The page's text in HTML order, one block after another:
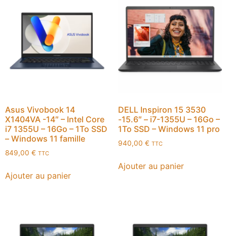
Asus Vivobook 14
X1404VA -14″ – Intel Core
i7 1355U – 16Go – 1To SSD
– Windows 11 famille
849,00 € TTC
Ajouter au panier
DELL Inspiron 15 3530
-15.6″ – i7-1355U – 16Go –
1To SSD – Windows 11 pro
940,00 € TTC
Ajouter au panier